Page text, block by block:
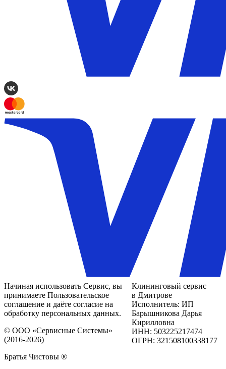
Начиная использовать Сервис, вы
принимаете Пользовательское
соглашение и даёте согласие на
обработку персональных данных.
© ООО «Сервисные Системы»
(2016-2026)
Братья Чистовы ®
Клининговый сервис
в Дмитрове
Исполнитель: ИП
Барышникова Дарья
Кирилловна
ИНН: 503225217474
ОГРН: 321508100338177